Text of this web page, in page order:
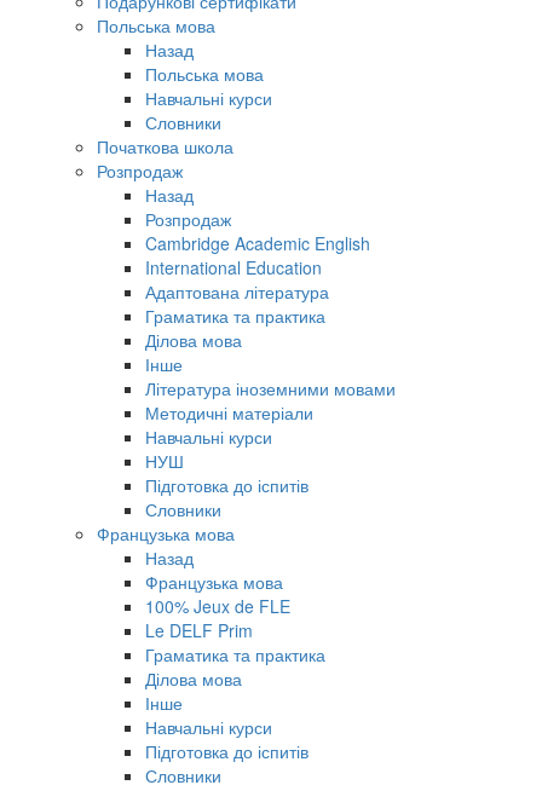
Польська мова
Назад
Польська мова
Навчальні курси
Словники
Початкова школа
Розпродаж
Назад
Розпродаж
Cambridge Academic English
International Education
Адаптована література
Граматика та практика
Ділова мова
Інше
Література іноземними мовами
Методичні матеріали
Навчальні курси
НУШ
Підготовка до іспитів
Словники
Французька мова
Назад
Французька мова
100% Jeux de FLE
Le DELF Prim
Граматика та практика
Ділова мова
Інше
Навчальні курси
Підготовка до іспитів
Словники